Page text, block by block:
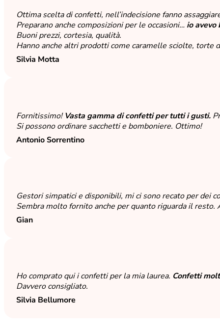
Ottima scelta di confetti, nell’indecisione fanno
Preparano anche composizioni per le occasioni… io
Buoni prezzi, cortesia, qualità.
Hanno anche altri prodotti come caramelle sciolte, torte
Silvia Motta
Fornitissimo!Vasta gamma di confetti per tutti i gusti.
Si possono ordinare sacchetti e bomboniere. Ottimo!
Antonio Sorrentino
Gestori simpatici e disponibili, mi ci sono recato per dei
Sembra molto fornito anche per quanto riguarda il
Gian
Ho comprato qui i confetti per la mia laurea. Confetti
Davvero consigliato.
Silvia Bellumore